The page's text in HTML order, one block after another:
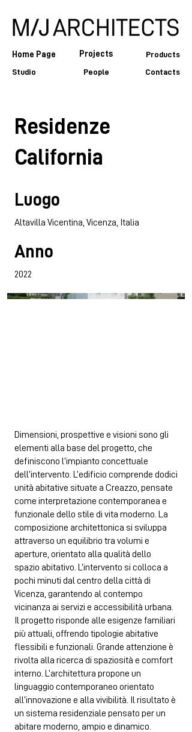
Home Page Projects Products
Studio People Contacts
Residenze
California
Luogo
Altavilla Vicentina, Vicenza, Italia
Anno
2022
Dimensioni, prospettive e visioni sono gli
elementi alla base del progetto, che
definiscono l’impianto concettuale
dell’intervento. L’edificio comprende dodici
unità abitative situate a Creazzo, pensate
come interpretazione contemporanea e
funzionale dello stile di vita moderno. La
composizione architettonica si sviluppa
attraverso un equilibrio tra volumi e
aperture, orientato alla qualità dello
spazio abitativo. L’intervento si colloca a
pochi minuti dal centro della città di
Vicenza, garantendo al contempo
vicinanza ai servizi e accessibilità urbana.
Il progetto risponde alle esigenze familiari
più attuali, offrendo tipologie abitative
flessibili e funzionali. Grande attenzione è
rivolta alla ricerca di spaziosità e comfort
interno. L’architettura propone un
linguaggio contemporaneo orientato
all’innovazione e alla vivibilità. Il risultato è
un sistema residenziale pensato per un
abitare moderno, ampio e dinamico.